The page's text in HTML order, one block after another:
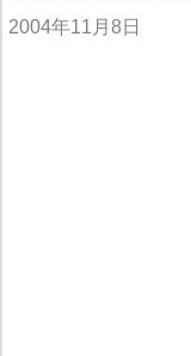
2004年11月8日